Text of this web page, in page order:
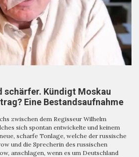
schärfer. Kündigt Moskau
Eine Bestandsaufnahme
zwischen dem Regisseur Wilhelm
sich spontan entwickelte und keinem
scharfe Tonlage, welche der russische
und die Sprecherin des russischen
anschlagen, wenn es um Deutschland